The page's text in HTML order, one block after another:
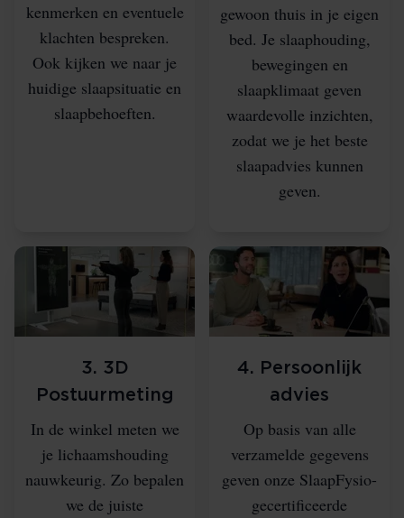
kenmerken en eventuele
klachten bespreken.
Ook kijken we naar je
huidige slaapsituatie en
slaapbehoeften.
gewoon thuis in je eigen
bed. Je slaaphouding,
bewegingen en
slaapklimaat geven
waardevolle inzichten,
zodat we je het beste
slaapadvies kunnen
geven.
3. 3D
Postuurmeting
In de winkel meten we
je lichaamshouding
nauwkeurig. Zo bepalen
we de juiste
4. Persoonlijk
advies
Op basis van alle
verzamelde gegevens
geven onze SlaapFysio-
gecertificeerde